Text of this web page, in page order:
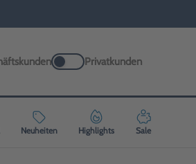
Privatkunden
Neuheiten Highlights Sale